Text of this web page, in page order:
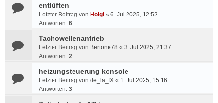
entlüften
Letzter Beitrag von Holgi « 6. Jul 2025, 12:52
Antworten: 6
Tachowellenantrieb
Letzter Beitrag von Bertone78 « 3. Jul 2025, 21:37
Antworten: 2
heizungsteuerung konsole
Letzter Beitrag von de_la_fX « 1. Jul 2025, 15:16
Antworten: 3